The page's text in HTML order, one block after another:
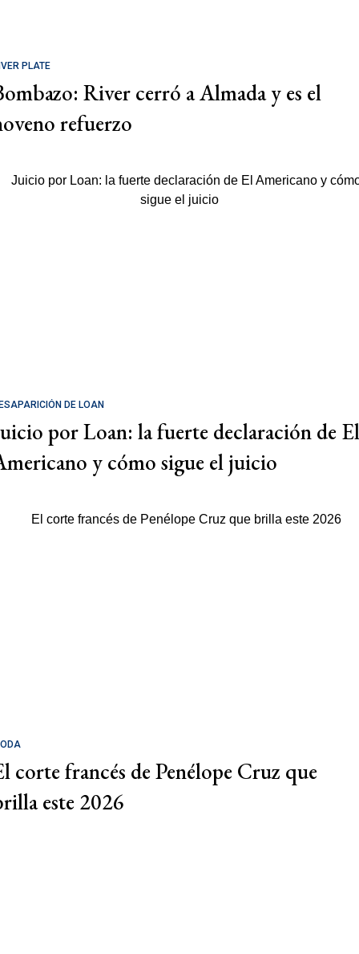
PLATE
River cerró a Almada y es el
refuerzo
DE LOAN
por Loan: la fuerte declaración de El
y cómo sigue el juicio
corte francés de Penélope Cruz que
este 2026